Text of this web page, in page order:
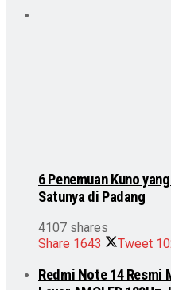
6 Penemuan Kuno
Satunya di Padang
4107 shares
Share 1643 Tweet
Redmi Note 14 Resmi